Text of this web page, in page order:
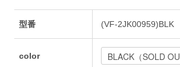
型番 (VF-2JK00959)BLK
color